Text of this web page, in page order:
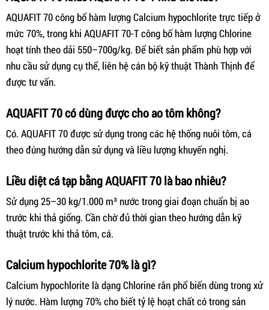
AQUAFIT 70 công bố hàm lượng Calcium hypochlorite trực tiếp ở
mức 70%, trong khi AQUAFIT 70-T công bố hàm lượng Chlorine
hoạt tính theo dải 550–700g/kg. Để biết sản phẩm phù hợp với
nhu cầu sử dụng cụ thể, liên hệ cán bộ kỹ thuật Thành Thịnh để
được tư vấn.
AQUAFIT 70 có dùng được cho ao tôm không?
Có. AQUAFIT 70 được sử dụng trong các hệ thống nuôi tôm, cá
theo đúng hướng dẫn sử dụng và liều lượng khuyến nghị.
Liều diệt cá tạp bằng AQUAFIT 70 là bao nhiêu?
Sử dụng 25–30 kg/1.000 m³ nước trong giai đoạn chuẩn bị ao
trước khi thả giống. Cần chờ đủ thời gian theo hướng dẫn kỹ
thuật trước khi thả tôm, cá.
Calcium hypochlorite 70% là gì?
Calcium hypochlorite là dạng Chlorine rắn phổ biến dùng trong xử
lý nước. Hàm lượng 70% cho biết tỷ lệ hoạt chất có trong sản